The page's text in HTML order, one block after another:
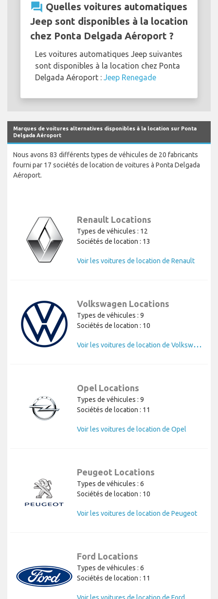
question_answer Quelles voitures automatiques
Jeep sont disponibles à la location
chez Ponta Delgada Aéroport ?
Les voitures automatiques Jeep suivantes
sont disponibles à la location chez Ponta
Delgada Aéroport : Jeep Renegade
Marques de voitures alternatives disponibles à la location sur Ponta
Delgada Aéroport
Nous avons 83 différents types de véhicules de 20 fabricants
fourni par 17 sociétés de location de voitures à Ponta Delgada
Aéroport.
Renault Locations
Types de véhicules : 12
Sociétés de location : 13
Voir les voitures de location de Renault
Volkswagen Locations
Types de véhicules : 9
Sociétés de location : 10
V
oir les voitures de location de Volkswagen
Opel Locations
Types de véhicules : 9
Sociétés de location : 11
Voir les voitures de location de Opel
Peugeot Locations
Types de véhicules : 6
Sociétés de location : 10
Voir les voitures de location de Peugeot
Ford Locations
Types de véhicules : 6
Sociétés de location : 11
Voir les voitures de location de Ford